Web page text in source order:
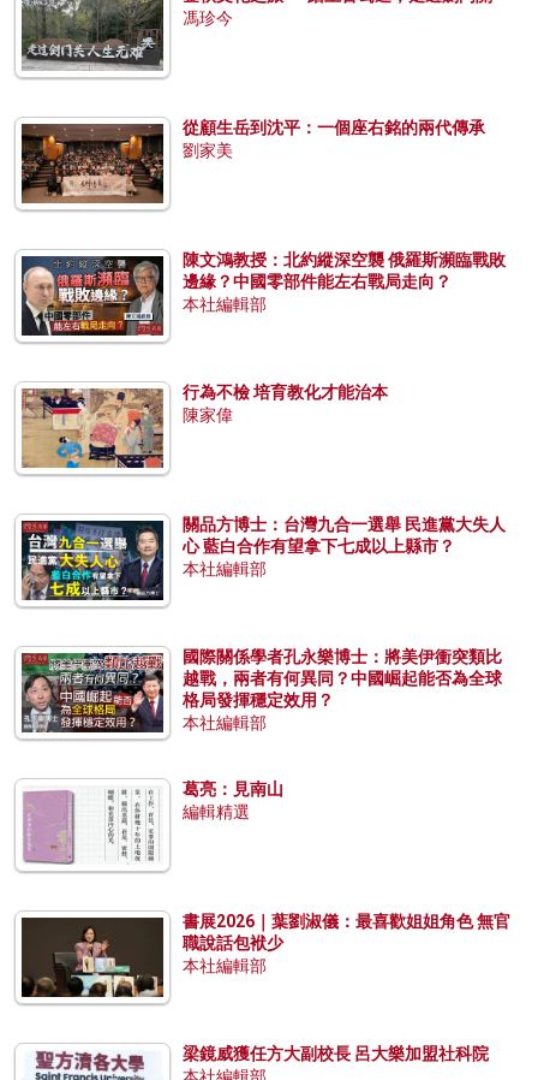
馮珍今
從顧生岳到沈平：一個座右銘的兩代傳承
劉家美
陳文鴻教授：北約縱深空襲 俄羅斯瀕臨戰敗
邊緣？中國零部件能左右戰局走向？
本社編輯部
行為不檢 培育教化才能治本
陳家偉
關品方博士：台灣九合一選舉 民進黨大失人
心 藍白合作有望拿下七成以上縣市？
本社編輯部
國際關係學者孔永樂博士：將美伊衝突類比
越戰，兩者有何異同？中國崛起能否為全球
格局發揮穩定效用？
本社編輯部
葛亮：見南山
編輯精選
書展2026｜葉劉淑儀：最喜歡姐姐角色 無官
職說話包袱少
本社編輯部
梁鏡威獲任方大副校長 呂大樂加盟社科院
本社編輯部